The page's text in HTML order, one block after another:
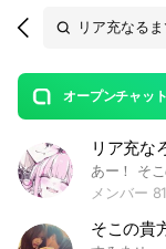
Search
OpenChats
messages
search
area
オープンチャッ
open
リア充な
メンバー 81
そこの貴